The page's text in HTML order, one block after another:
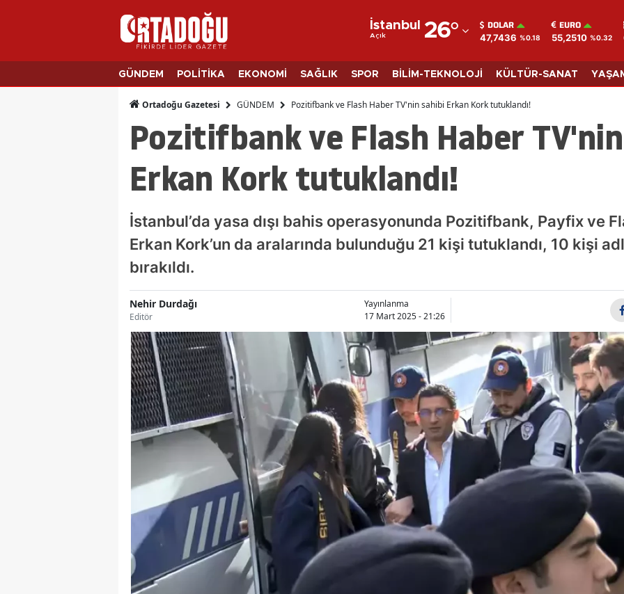
İstanbul
Açık 26°
Adana
Adıyaman
Afyonkarahisar
Ankara
Artvin
Balıkesir
Bingöl
Bitlis
Bolu
Burdur
Bursa
Çanakkale
Çankırı
Çorum
DOLAR
47,7436 %0.18
EURO
55,2510 %0.32
GÜNDEM POLİTİKA EKONOMİ SAĞLIK SPOR BİLİM-TEKNOLOJİ KÜLTÜR-SANAT
Ortadoğu Gazetesi GÜNDEM Pozitifbank ve Flash Haber TV'nin sahibi Erkan Kork tutuklandı!
Pozitifbank ve Flash Haber
Erkan Kork tutuklandı!
İstanbul’da yasa dışı bahis operasyonunda Pozitifbank, Payfix ve
Erkan Kork’un da aralarında bulunduğu 21 kişi tutuklandı, 10 kişi
bırakıldı.
Nehir Durdağı
Editör
Yayınlanma
17 Mart 2025 - 21:26
Fenerbahçe'den
İrfan Can Kahveci
iddialarına net
yalanlama
Motorine
zam
yansıdı!
akaryakıt...